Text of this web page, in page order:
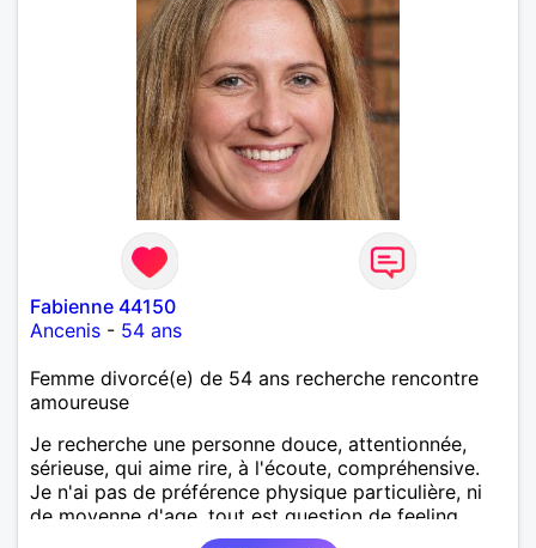
Fabienne 44150
Ancenis - 54 ans
Femme divorcé(e) de 54 ans recherche rencontre
amoureuse
Je recherche une personne douce, attentionnée,
sérieuse, qui aime rire, à l'écoute, compréhensive.
Je n'ai pas de préférence physique particulière, ni
de moyenne d'age, tout est question de feeling.